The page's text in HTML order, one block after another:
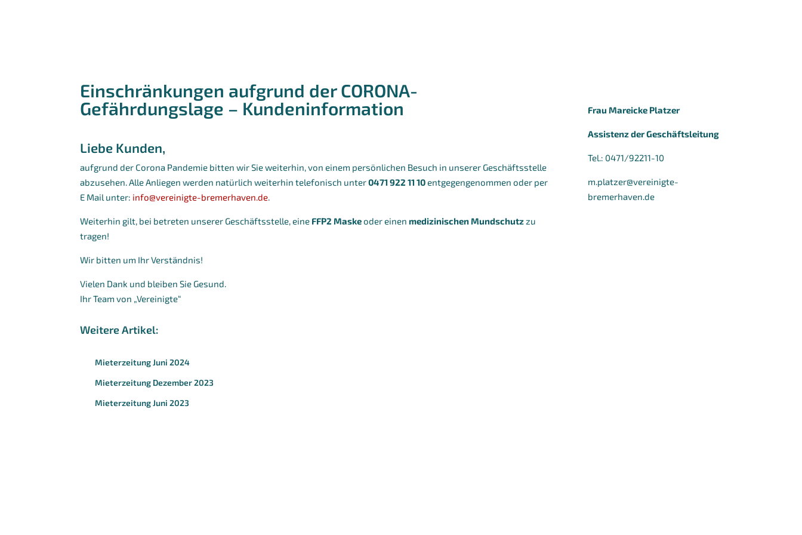
Einschränkungen aufgrund der CORONA-
Gefährdungslage – Kundeninformation
Liebe Kunden,
aufgrund der Corona Pandemie bitten wir Sie weiterhin, von einem persönlichen Besuch in unserer Geschäftsstelle
abzusehen. Alle Anliegen werden natürlich weiterhin telefonisch unter0471 922 11 10entgegengenommen oder per
E Mail unter: info@vereinigte-bremerhaven.de.
Weiterhin gilt, bei betreten unserer Geschäftsstelle, eine FFP2 Maskeoder einen medizinischen Mundschutzzu
tragen!
Wir bitten um Ihr Verständnis!
Vielen Dank und bleiben Sie Gesund.
Ihr Team von „Vereinigte“
Weitere Artikel:
Mieterzeitung Juni 2024
Mieterzeitung Dezember 2023
Mieterzeitung Juni 2023
Frau Mareicke Platzer
Assistenz der Geschäftsleitung
Tel.: 0471/92211-10
m.platzer@vereinigte-
bremerhaven.de